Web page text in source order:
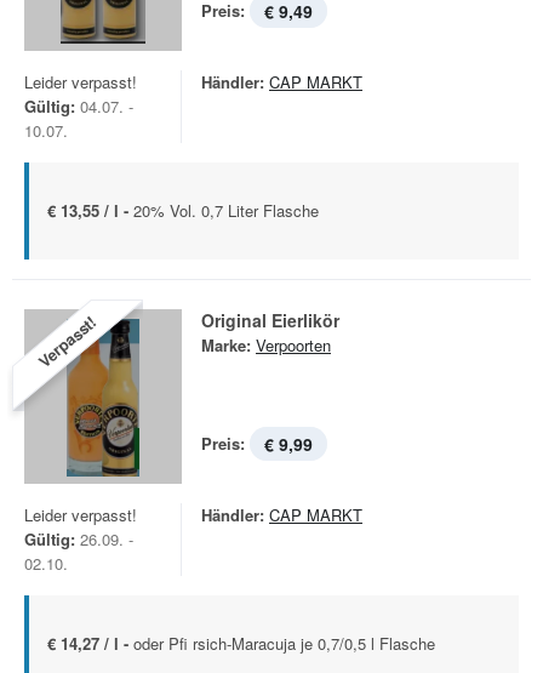
Preis: € 9,49
Leider verpasst!
Gültig: 04.07. -
10.07.
Händler: CAP MARKT
€ 13,55 / l - 20% Vol. 0,7 Liter Flasche
Verpasst! Original Eierlikör
Marke: Verpoorten
Preis: € 9,99
Leider verpasst!
Gültig: 26.09. -
02.10.
Händler: CAP MARKT
€ 14,27 / l - oder Pfi rsich-Maracuja je 0,7/0,5 l Flasche